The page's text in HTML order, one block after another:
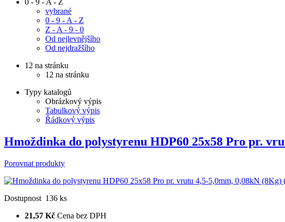
0 - 9 - A - Z
vybrané
0 - 9 - A - Z
Z - A - 9 - 0
Od nejlevnějšího
Od nejdražšího
12 na stránku
12 na stránku
Typy katalogů
Obrázkový výpis
Tabulkový výpis
Řádkový výpis
Hmoždinka do polystyrenu HDP60 25x58 Pro pr.
Porovnat produkty
Dostupnost 136 ks
21,57 Kč Cena bez DPH